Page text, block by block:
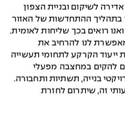
לשיקום ובניית הצפון
ההתחדשות של האזור
רואים בכך שליחות לאומית.
לנו להרחיב את
ייעוד הקרקע לתחומי תעשייה
להקים במחצבה מפעלי
בנייה, תשתיות ותחבורה.
זה, שיתרום לחזרת